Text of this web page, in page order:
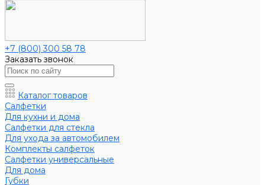
+7 (800) 300 58 78
Заказать звонок
Каталог товаров
Салфетки
Для кухни и дома
Салфетки для стекла
Для ухода за автомобилем
Комплекты салфеток
Салфетки универсальные
Для дома
Губки